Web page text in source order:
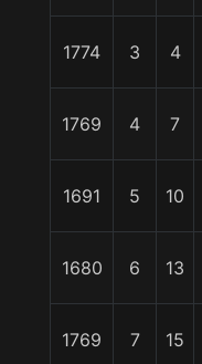
1774 3 4
1769 4 7
1691 5 10
1680 6 13
1769 7 15